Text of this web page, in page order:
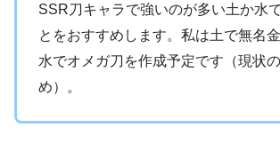
SSR刀キャラで強いのが多い土か水
とをおすすめします。私は土で無名金
水でオメガ刀を作成予定です（現状
め）。